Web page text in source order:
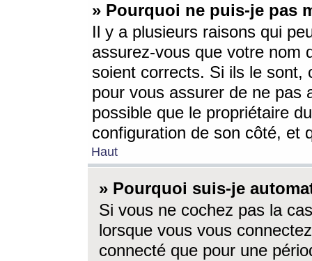
» Pourquoi ne puis-je pas
Il y a plusieurs raisons qui
assurez-vous que votre nom
soient corrects. Si ils le sont,
pour vous assurer de ne pas
possible que le propriétaire
configuration de son côté, et
Haut
» Pourquoi suis-je
Si vous ne cochez pas la
lorsque vous vous
connecté que pour une